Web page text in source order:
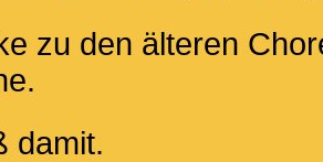
zu den älteren
damit.